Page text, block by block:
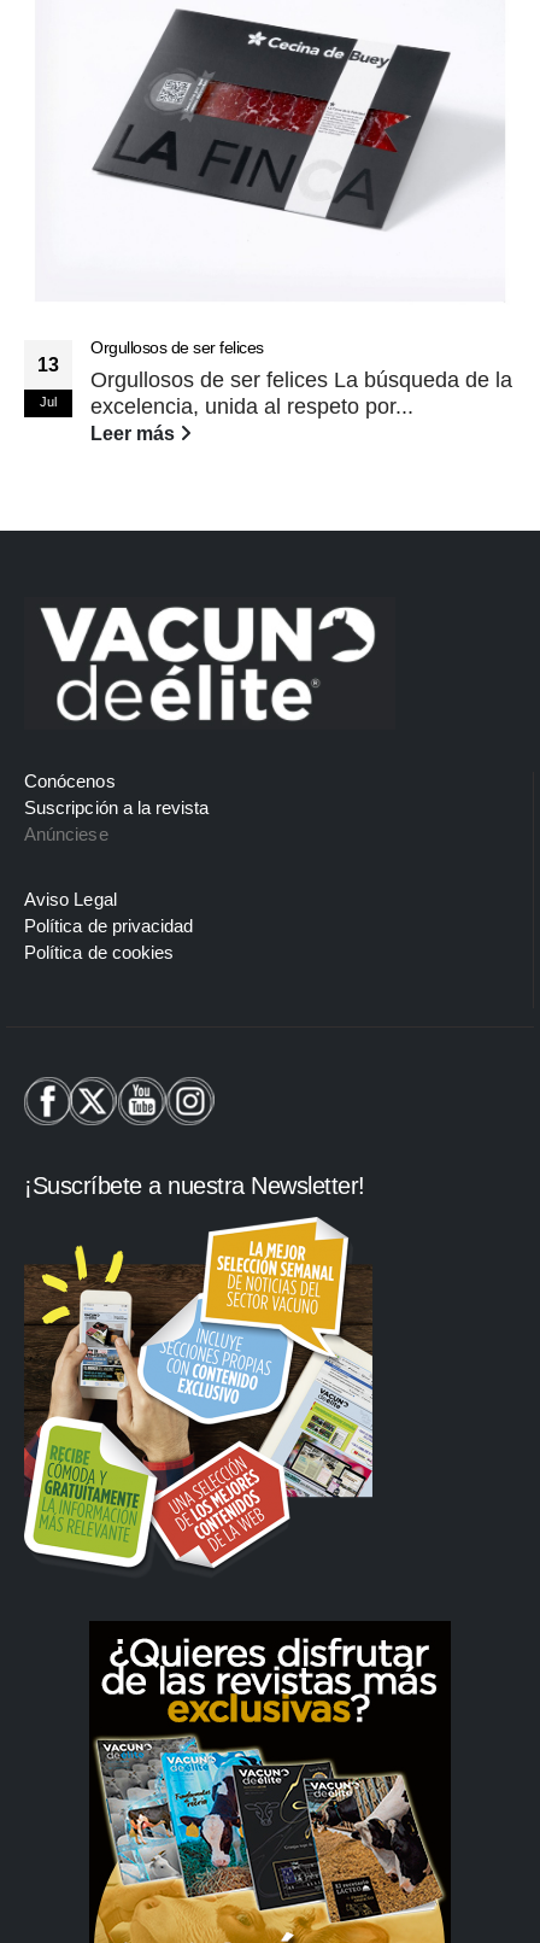
13
Jul
Orgullosos de ser felices
Orgullosos de ser felices La búsqueda de la
excelencia, unida al respeto por...
Leer más
Conócenos
Suscripción a la revista
Anúnciese
Aviso Legal
Política de privacidad
Política de cookies
¡Suscríbete a nuestra Newsletter!